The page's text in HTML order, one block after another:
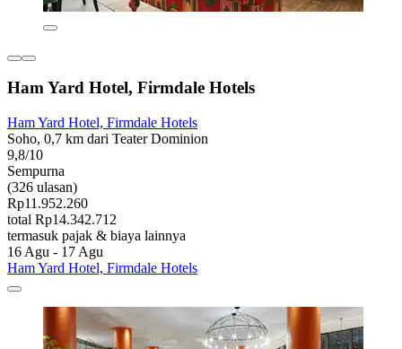
Ham Yard Hotel, Firmdale Hotels
Ham Yard Hotel, Firmdale Hotels
Soho, 0,7 km dari Teater Dominion
9,8/10
Sempurna
(326 ulasan)
Rp11.952.260
total Rp14.342.712
termasuk pajak & biaya lainnya
16 Agu - 17 Agu
Ham Yard Hotel, Firmdale Hotels